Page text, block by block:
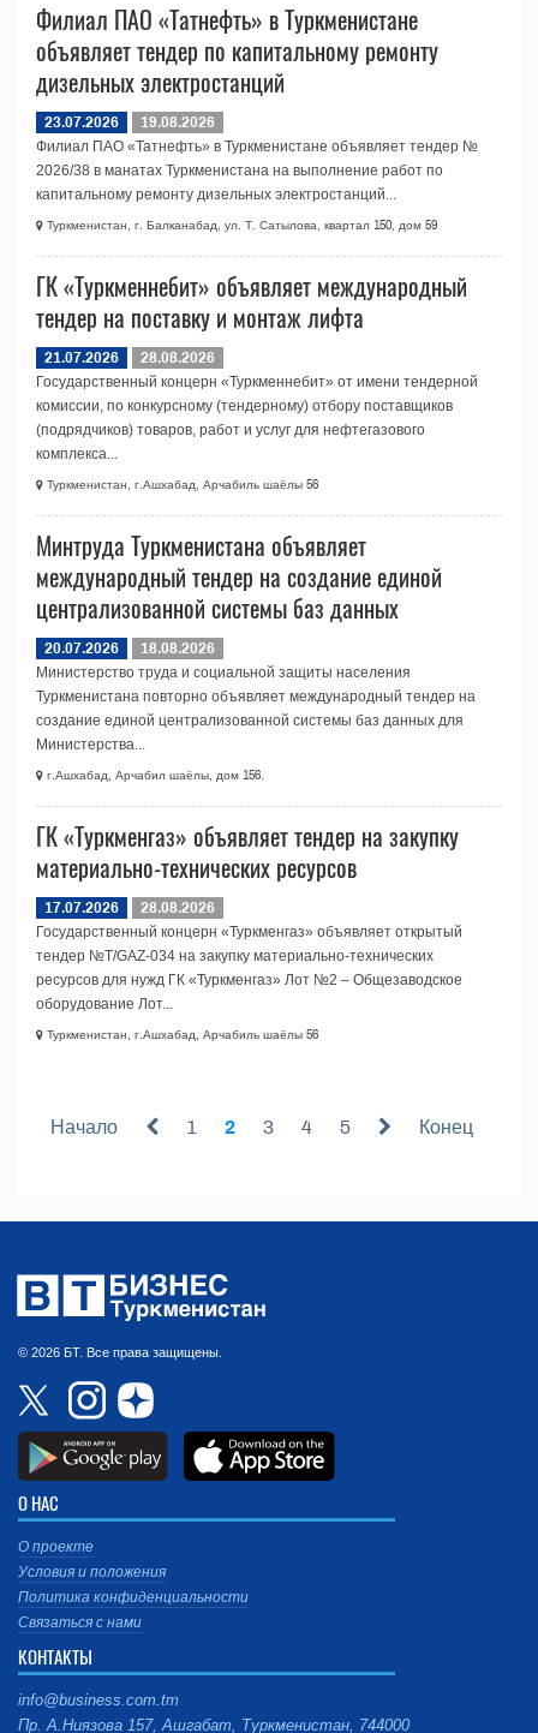
Филиал ПАО «Татнефть» в Туркменистане
объявляет тендер по капитальному ремонту
дизельных электростанций
23.07.2026
19.08.2026
Филиал ПАО «Татнефть» в Туркменистане объявляет тендер №
2026/38 в манатах Туркменистана на выполнение работ по
капитальному ремонту дизельных электростанций...
Туркменистан, г. Балканабад, ул. Т. Сатылова, квартал 150, дом 59
ГК «Туркменнебит» объявляет международный
тендер на поставку и монтаж лифта
21.07.2026
28.08.2026
Государственный концерн «Туркменнебит» от имени тендерной
комиссии, по конкурсному (тендерному) отбору поставщиков
(подрядчиков) товаров, работ и услуг для нефтегазового
комплекса...
Туркменистан, г.Ашхабад, Арчабиль шаёлы 56
Минтруда Туркменистана объявляет
международный тендер на создание единой
централизованной системы баз данных
20.07.2026
18.08.2026
Министерство труда и социальной защиты населения
Туркменистана повторно объявляет международный тендер на
создание единой централизованной системы баз данных для
Министерства...
г.Ашхабад, Арчабил шаёлы, дом 156.
ГК «Туркменгаз» объявляет тендер на закупку
материально-технических ресурсов
17.07.2026
28.08.2026
Государственный концерн «Туркменгаз» объявляет открытый
тендер №T/GAZ-034 на закупку материально-технических
ресурсов для нужд ГК «Туркменгаз» Лот №2 – Общезаводское
оборудование Лот...
Туркменистан, г.Ашхабад, Арчабиль шаёлы 56
Начало 1 2 3 4 5 Конец
© 2026 БТ. Все права защищены.
О НАС
О проекте
Условия и положения
Политика конфиденциальности
Связаться с нами
КОНТАКТЫ
info@business.com.tm
Пр. А.Ниязова 157, Ашгабат, Туркменистан, 744000